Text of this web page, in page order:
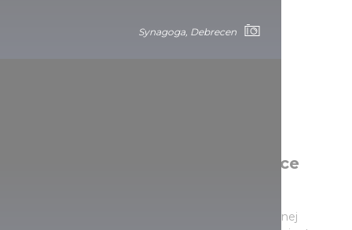
Synagoga, Debrecen
Synagoga przy ulicy Pásti, miejsce
Również w historycznym centrum miasta, w dawnej